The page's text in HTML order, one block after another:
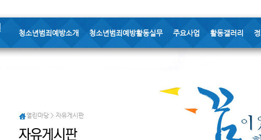
청소년범죄예방소개 청소년범죄예방활동실무 주요사업 활동갤러리
열린마당 > 자유게시판